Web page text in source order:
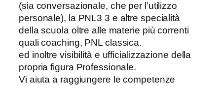
(sia conversazionale, che per l’utilizzo
personale), la PNL3 3 e altre specialità
della scuola oltre alle materie più correnti
quali coaching, PNL classica.
ed inoltre visibilità e ufficializzazione della
propria figura Professionale.
Vi aiuta a raggiungere le competenze